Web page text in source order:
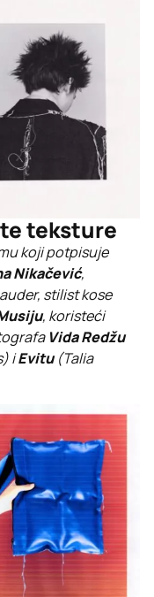
teksture
koji potpisuje
Nikačević,
stilist kose
, koristeći
Vida Redžu
iEvitu(Talia